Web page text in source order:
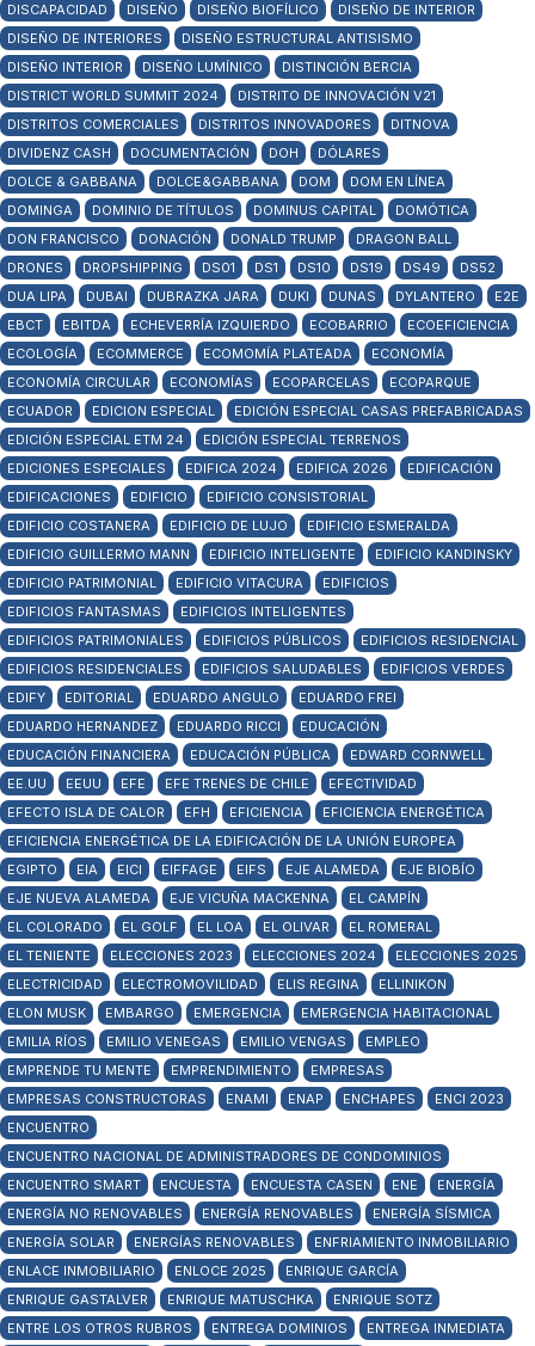
DISCAPACIDAD
DISEÑO DISEÑO BIOFÍLICO
DISEÑO DE INTERIOR
DISEÑO DE INTERIORES
DISEÑO ESTRUCTURAL ANTISISMO
DISEÑO INTERIOR
DISEÑO LUMÍNICO
DISTINCIÓN BERCIA
DISTRICT WORLD SUMMIT 2024
DISTRITO DE INNOVACIÓN V21
DISTRITOS COMERCIALES
DISTRITOS INNOVADORES
DITNOVA
DIVIDENZ CASH
DOCUMENTACIÓN DOH
DÓLARES
DOLCE & GABBANA
DOLCE&GABBANA DOM
DOM EN LÍNEA
DOMINGA
DOMINIO DE TÍTULOS DOMINUS CAPITAL
DOMÓTICA
DON FRANCISCO
DONACIÓN DONALD TRUMP
DRAGON BALL
DRONES
DROPSHIPPING DS01 DS1 DS10 DS19 DS49
DS52
DUA LIPA
DUBAI DUBRAZKA JARA DUKI DUNAS DYLANTERO
E2E
EBCT
EBITDA ECHEVERRÍA IZQUIERDO ECOBARRIO
ECOEFICIENCIA
ECOLOGÍA
ECOMMERCE ECOMOMÍA PLATEADA
ECONOMÍA
ECONOMÍA CIRCULAR
ECONOMÍAS ECOPARCELAS
ECOPARQUE
ECUADOR
EDICION ESPECIAL
EDICIÓN ESPECIAL CASAS PREFABRICADAS
EDICIÓN ESPECIAL ETM 24
EDICIÓN ESPECIAL TERRENOS
EDICIONES ESPECIALES
EDIFICA 2024 EDIFICA 2026
EDIFICACIÓN
EDIFICACIONES
EDIFICIO
EDIFICIO CONSISTORIAL
EDIFICIO COSTANERA
EDIFICIO DE LUJO
EDIFICIO ESMERALDA
EDIFICIO GUILLERMO MANN
EDIFICIO INTELIGENTE
EDIFICIO KANDINSKY
EDIFICIO PATRIMONIAL
EDIFICIO VITACURA
EDIFICIOS
EDIFICIOS FANTASMAS
EDIFICIOS INTELIGENTES
EDIFICIOS PATRIMONIALES
EDIFICIOS PÚBLICOS
EDIFICIOS RESIDENCIAL
EDIFICIOS RESIDENCIALES
EDIFICIOS SALUDABLES
EDIFICIOS VERDES
EDIFY
EDITORIAL EDUARDO ANGULO
EDUARDO FREI
EDUARDO HERNANDEZ
EDUARDO RICCI
EDUCACIÓN
EDUCACIÓN FINANCIERA
EDUCACIÓN PÚBLICA
EDWARD CORNWELL
EE.UU
EEUU EFE EFE TRENES DE CHILE
EFECTIVIDAD
EFECTO ISLA DE CALOR
EFH EFICIENCIA
EFICIENCIA ENERGÉTICA
EFICIENCIA ENERGÉTICA DE LA EDIFICACIÓN DE LA UNIÓN EUROPEA
EGIPTO
EIA EICI EIFFAGE EIFS EJE ALAMEDA
EJE BIOBÍO
EJE NUEVA ALAMEDA
EJE VICUÑA MACKENNA
EL CAMPÍN
EL COLORADO
EL GOLF EL LOA EL OLIVAR
EL ROMERAL
EL TENIENTE
ELECCIONES 2023 ELECCIONES 2024
ELECCIONES 2025
ELECTRICIDAD
ELECTROMOVILIDAD ELIS REGINA
ELLINIKON
ELON MUSK
EMBARGO EMERGENCIA
EMERGENCIA HABITACIONAL
EMILIA RÍOS
EMILIO VENEGAS EMILIO VENGAS
EMPLEO
EMPRENDE TU MENTE
EMPRENDIMIENTO
EMPRESAS
EMPRESAS CONSTRUCTORAS
ENAMI ENAP ENCHAPES
ENCI 2023
ENCUENTRO
ENCUENTRO NACIONAL DE ADMINISTRADORES DE CONDOMINIOS
ENCUENTRO SMART
ENCUESTA ENCUESTA CASEN ENE
ENERGÍA
ENERGÍA NO RENOVABLES
ENERGÍA RENOVABLES
ENERGÍA SÍSMICA
ENERGÍA SOLAR
ENERGÍAS RENOVABLES
ENFRIAMIENTO INMOBILIARIO
ENLACE INMOBILIARIO
ENLOCE 2025
ENRIQUE GARCÍA
ENRIQUE GASTALVER
ENRIQUE MATUSCHKA
ENRIQUE SOTZ
ENTRE LOS OTROS RUBROS
ENTREGA DOMINIOS ENTREGA INMEDIATA